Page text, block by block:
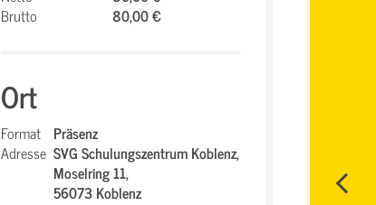
Brutto
80,00 €
Ort
Format Präsenz
Adresse SVG Schulungszentrum Koblenz,
Moselring 11,
56073 Koblenz